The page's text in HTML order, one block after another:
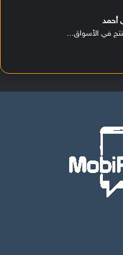
أحمد
في الأسواق...